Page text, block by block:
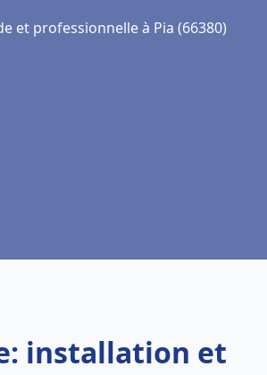
et professionnelle à Pia (66380)
installation et